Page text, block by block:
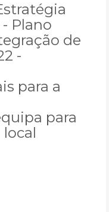
Plano
de
-
para a
para